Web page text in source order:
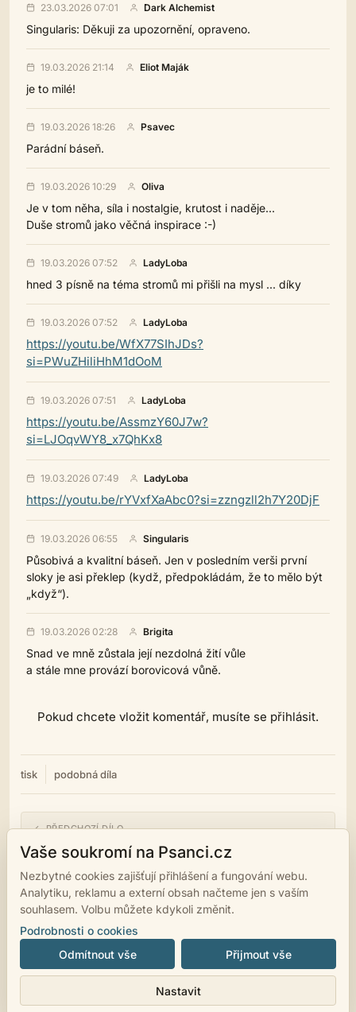
23.03.2026 07:01 Dark Alchemist
Singularis: Děkuji za upozornění, opraveno.
19.03.2026 21:14 Eliot Maják
je to milé!
19.03.2026 18:26 Psavec
Parádní báseň.
19.03.2026 10:29 Oliva
Je v tom něha, síla i nostalgie, krutost i naděje...
Duše stromů jako věčná inspirace :-)
19.03.2026 07:52 LadyLoba
hned 3 písně na téma stromů mi přišli na mysl ... díky
19.03.2026 07:52 LadyLoba
https://youtu.be/WfX77SIhJDs?
si=PWuZHiliHhM1dOoM
19.03.2026 07:51 LadyLoba
https://youtu.be/AssmzY60J7w?
si=LJOqvWY8_x7QhKx8
19.03.2026 07:49 LadyLoba
https://youtu.be/rYVxfXaAbc0?si=zzngzll2h7Y20DjF
19.03.2026 06:55 Singularis
Působivá a kvalitní báseň. Jen v posledním verši první
sloky je asi překlep (kydž, předpokládám, že to mělo být
„když“).
19.03.2026 02:28 Brigita
Snad ve mně zůstala její nezdolná žití vůle
a stále mne provází borovicová vůně.
Pokud chcete vložit komentář, musíte se přihlásit.
tisk podobná díla
← PŘEDCHOZÍ DÍLO
Klíč k hlubinám srdce
NÁSLEDUJÍCÍ DÍLO →
Nastavení cookies
Vaše soukromí na Psanci.cz
Nezbytné cookies zajišťují přihlášení a fungování webu.
Analytiku, reklamu a externí obsah načteme jen s vaším
souhlasem. Volbu můžete kdykoli změnit.
Podrobnosti o cookies
Odmítnout vše
Nastavit
Přijmout vše